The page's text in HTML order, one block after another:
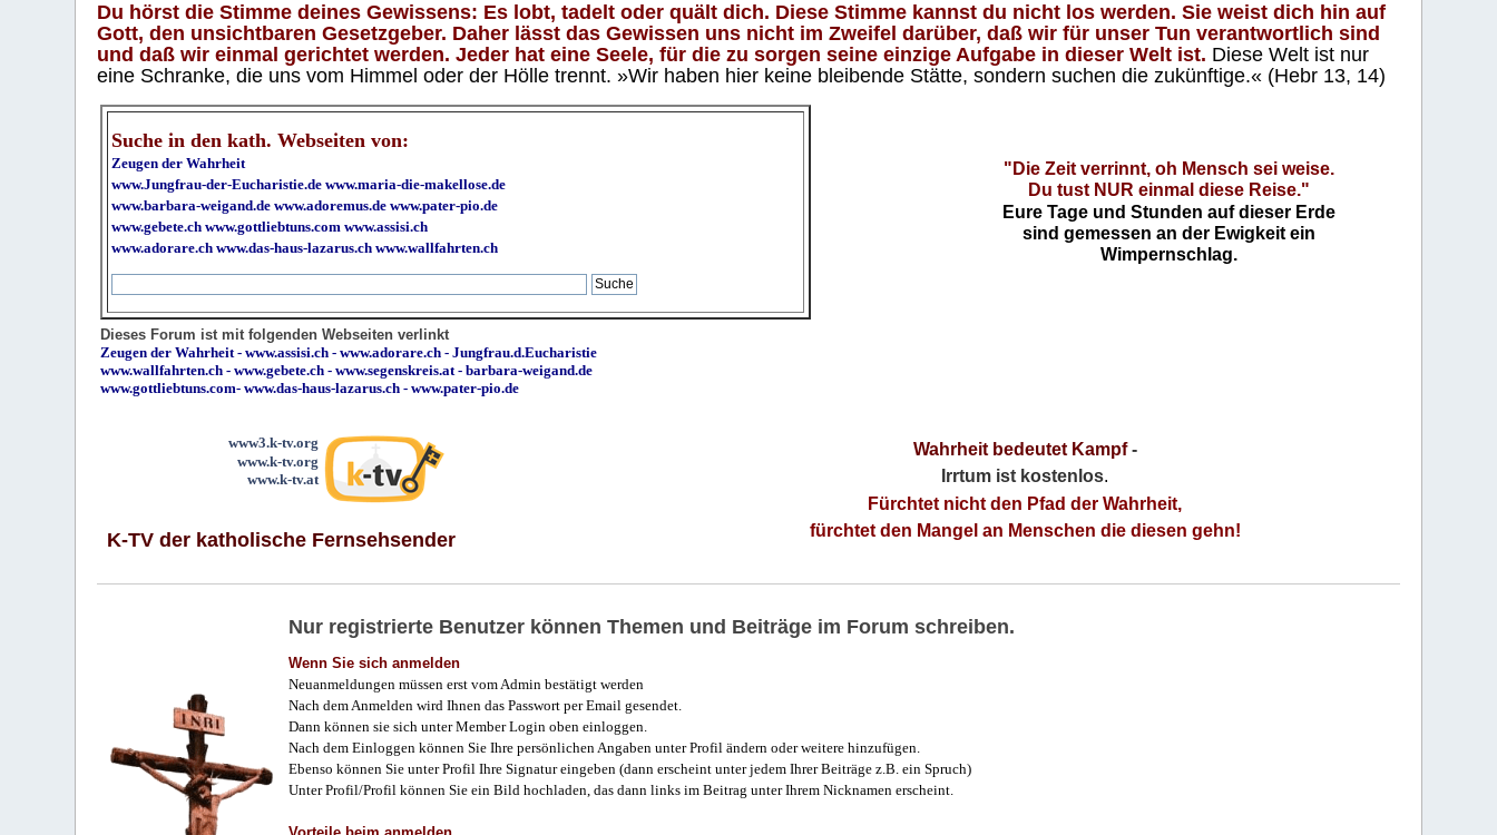
Du hörst die Stimme deines Gewissens: Es lobt, tadelt oder quält dich. Diese Stimme kannst du nicht los werden. Sie weist dich hin auf
Gott, den unsichtbaren Gesetzgeber. Daher lässt das Gewissen uns nicht im Zweifel darüber, daß wir für unser Tun verantwortlich sind
und daß wir einmal gerichtet werden. Jeder hat eine Seele, für die zu sorgen seine einzige Aufgabe in dieser Welt ist. Diese Welt ist nur
eine Schranke, die uns vom Himmel oder der Hölle trennt. »Wir haben hier keine bleibende Stätte, sondern suchen die zukünftige.« (Hebr 13, 14)
Suche in den kath. Webseiten von:
Zeugen der Wahrheit
www.Jungfrau-der-Eucharistie.de www.maria-die-makellose.de
www.barbara-weigand.de www.adoremus.de www.pater-pio.de
www.gebete.ch www.gottliebtuns.com www.assisi.ch
www.adorare.ch www.das-haus-lazarus.ch www.wallfahrten.ch
"Die Zeit verrinnt, oh Mensch sei weise.
Du tust NUR einmal diese Reise."
Eure Tage und Stunden auf dieser Erde
sind gemessen an der Ewigkeit ein
Wimpernschlag.
Dieses Forum ist mit folgenden Webseiten verlinkt
Zeugen der Wahrheit-www.assisi.ch -www.adorare.ch -Jungfrau.d.Eucharistie
www.wallfahrten.ch -www.gebete.ch -www.segenskreis.at-barbara-weigand.de
www.gottliebtuns.com-www.das-haus-lazarus.ch - www.pater-pio.de
www3.k-tv.org
www.k-tv.org
www.k-tv.at
K-TV der katholische Fernsehsender
Wahrheit bedeutet Kampf-
Irrtum ist kostenlos.
Fürchtet nicht den Pfad der Wahrheit,
fürchtet den Mangel an Menschen die diesen gehn!
Nur registrierte Benutzer können Themen und Beiträge im Forum schreiben.
Wenn Sie sich anmelden
Neuanmeldungen müssen erst vom Admin bestätigt werden
Nach dem Anmelden wird Ihnen das Passwort per Email gesendet.
Dann können sie sich unter Member Login oben einloggen.
Nach dem Einloggen können Sie Ihre persönlichen Angaben unter Profil ändern oder weitere hinzufügen.
Ebenso können Sie unter Profil Ihre Signatur eingeben (dann erscheint unter jedem Ihrer Beiträge z.B. ein Spruch)
Unter Profil/Profil können Sie ein Bild hochladen, das dann links im Beitrag unter Ihrem Nicknamen erscheint.